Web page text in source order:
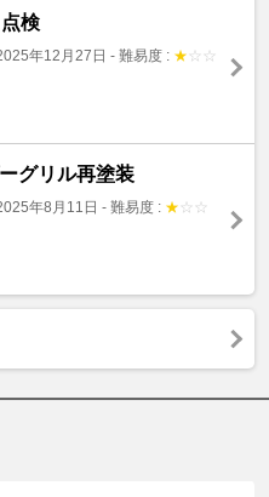
検
年12月27日 - 難易度 : ★ ☆ ☆
グリル再塗装
年8月11日 - 難易度 : ★ ☆ ☆